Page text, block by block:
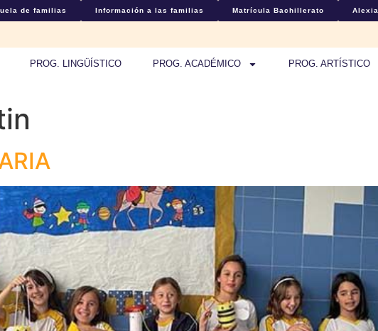
de familias Información a las familias Matrícula Bachillerato Alexia
PROG. LINGÜÍSTICO PROG. ACADÉMICO PROG. ARTÍSTICO